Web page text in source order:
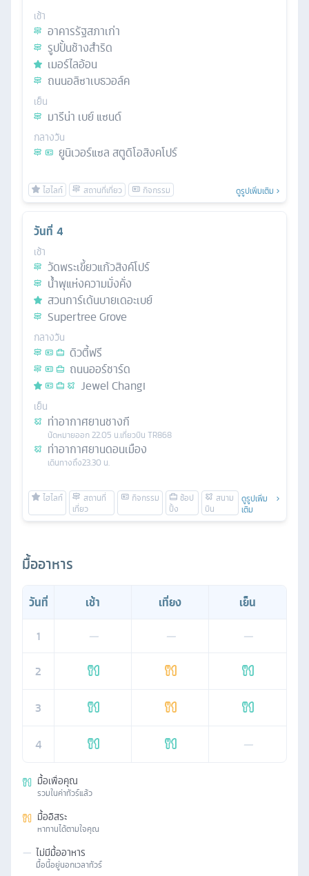
เช้า
อาคารรัฐสภาเก่า
รูปปั้นช้างสำริด
เมอร์ไลอ้อน
ถนนอลิซาเบธวอล์ค
เย็น
มารีน่า เบย์ แซนด์
กลางวัน
ยูนิเวอร์แซล สตูดิโอสิงคโปร์
ดูรูปเพิ่มเติม
วันที่ 4
เช้า
วัดพระเขี้ยวแก้วสิงค์โปร์
นํ้าพุแห่งความมั่งคั่ง
สวนการ์เด้นบายเดอะเบย์
Supertree Grove
กลางวัน
ดิวตี้ฟรี
ถนนออร์ชาร์ด
Jewel Changi
เย็น
ท่าอากาศยานชางกี
นัดหมายออก22.05 น.เที่ยวบิน TR868
ท่าอากาศยานดอนเมือง
เดินทางถึง23.30 น.
ดูรูปเพิ่ม
เติม
มื้ออาหาร
วันที่ เช้า เที่ยง
เย็น
1
— —
—
2
3
4 —
มื้อเพื่อคุณ
รวมในค่าทัวร์แล้ว
มื้ออิสระ
หาทานได้ตามใจคุณ
— ไม่มีมื้ออาหาร
มื้อนี้อยู่นอกเวลาทัวร์